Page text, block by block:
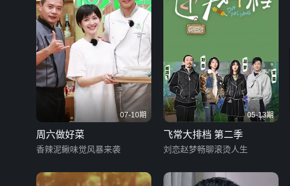
07-10期
周六做好菜
香辣泥鳅味觉风暴来袭
05-13期
飞常大排档 第二季
刘恋赵梦畅聊滚烫人生